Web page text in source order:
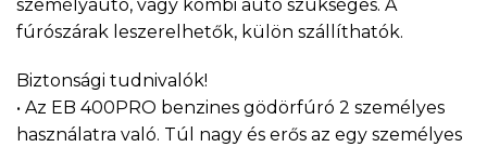
személyautó, vagy kombi autó szükséges. A
fúrószárak leszerelhetők, külön szállíthatók.
Biztonsági tudnivalók!
• Az EB 400PRO benzines gödörfúró 2 személyes
használatra való. Túl nagy és erős az egy személyes